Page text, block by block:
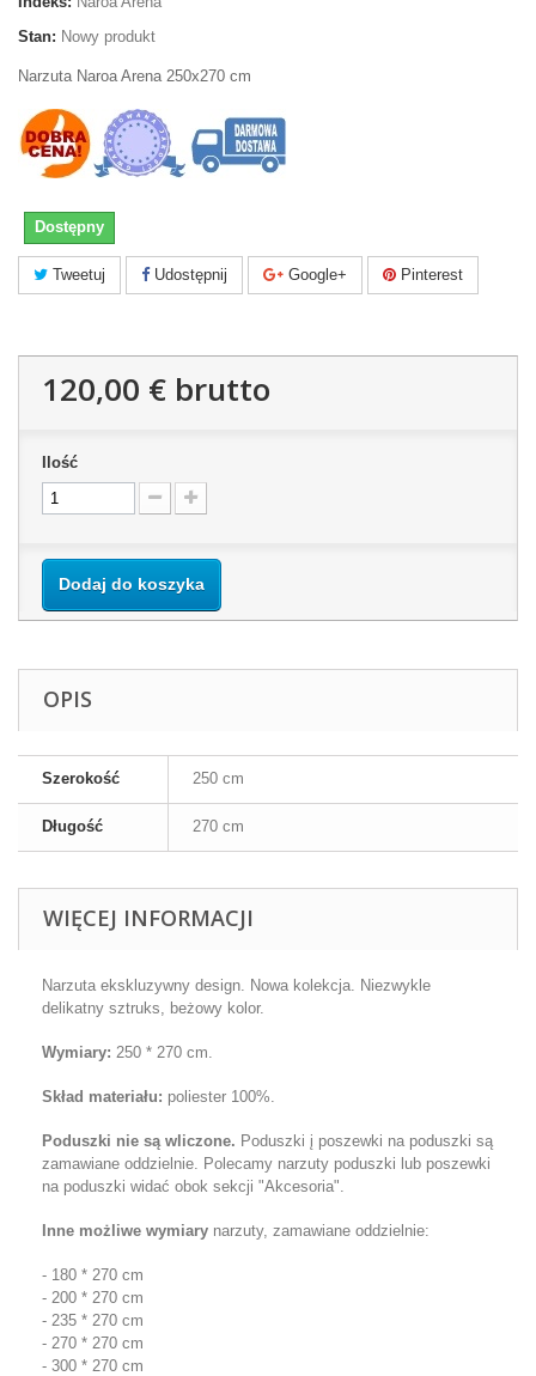
Stan: Nowy produkt
Narzuta Naroa Arena 250x270 cm
Dostępny
Tweetuj Udostępnij Google+ Pinterest
120,00 € brutto
Ilość
Dodaj do koszyka
OPIS
Szerokość 250 cm
Długość 270 cm
WIĘCEJ INFORMACJI
Narzuta ekskluzywny design. Nowa kolekcja. Niezwykle
delikatny sztruks, beżowy kolor.
Wymiary: 250 * 270 cm.
Skład materiału: poliester 100%.
Poduszki nie są wliczone. Poduszki į poszewki na poduszki są
zamawiane oddzielnie. Polecamy narzuty poduszki lub poszewki
na poduszki widać obok sekcji "Akcesoria".
Inne możliwe wymiary narzuty, zamawiane oddzielnie:
- 180 * 270 cm
- 200 * 270 cm
- 235 * 270 cm
- 270 * 270 cm
- 300 * 270 cm